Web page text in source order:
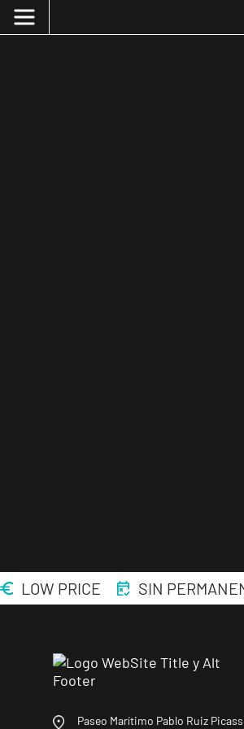
LOW PRICE SIN
Paseo Marítimo Pablo Ruiz